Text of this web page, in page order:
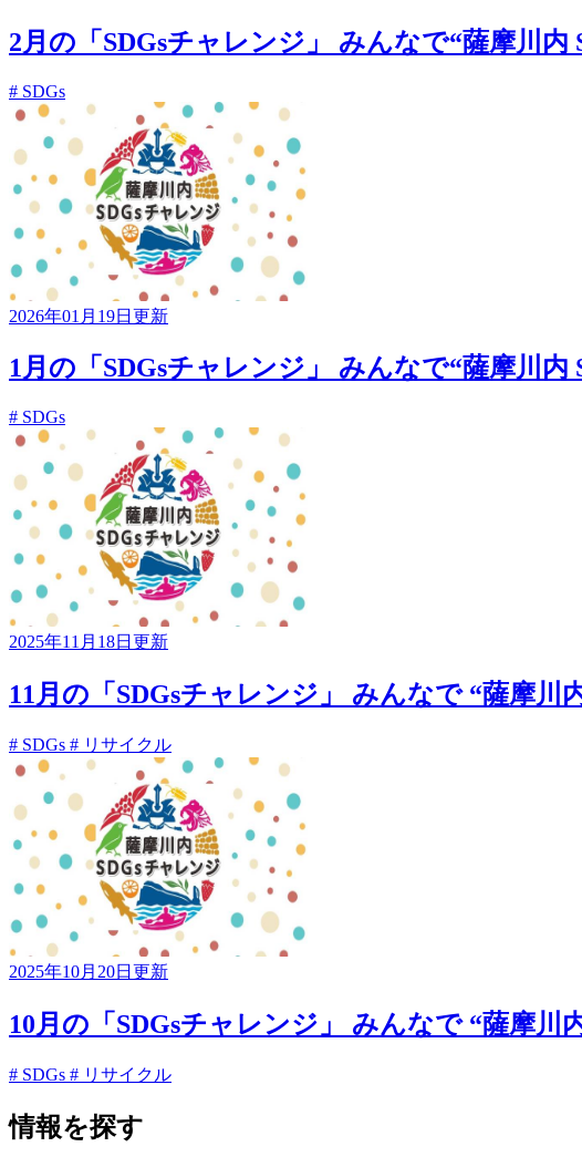
2月の「SDGsチャレンジ」 みんなで“薩摩川内
# SDGs
2026年01月19日更新
1月の「SDGsチャレンジ」 みんなで“薩摩川内
# SDGs
2025年11月18日更新
11月の「SDGsチャレンジ」 みんなで “薩摩川
# SDGs # リサイクル
2025年10月20日更新
10月の「SDGsチャレンジ」 みんなで “薩摩川
# SDGs # リサイクル
情報を探す